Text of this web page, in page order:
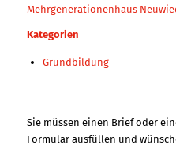
Mehrgenerationenhaus
Kategorien
Grundbildung
Sie müssen einen Brief oder
Formular ausfüllen und